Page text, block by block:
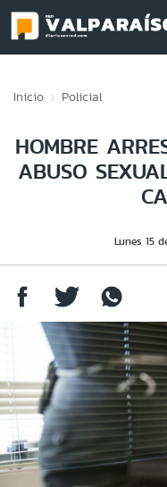
Inicio Policial
HOMBRE
ABUSO
Lunes 15